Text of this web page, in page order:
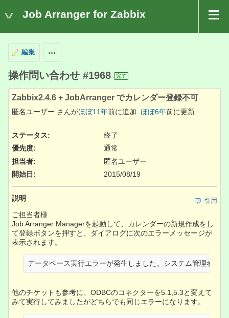
Job Arranger for Zabbix
編集
操作問い合わせ #1968 完了
Zabbix2.4.6 + JobArranger でカレンダー登録不可
匿名ユーザー さんがほぼ11年前に追加. ほぼ6年前に更新.
ステータス:
終了
優先度:
通常
担当者:
匿名ユーザー
開始日:
2015/08/19
引用
説明
ご担当者様
Job Arranger Managerを起動して、カレンダーの新規作成をし
て登録ボタンを押すと、ダイアログに次のエラーメッセージが
表示されます。
他のチケットも参考に、ODBCのコネクターを5.1,5.3と変えて
みて実行してみましたがどちらでも同じエラーになります。